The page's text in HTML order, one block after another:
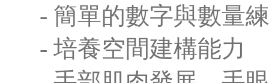
- 簡單的數字與數量
- 培養空間建構能力